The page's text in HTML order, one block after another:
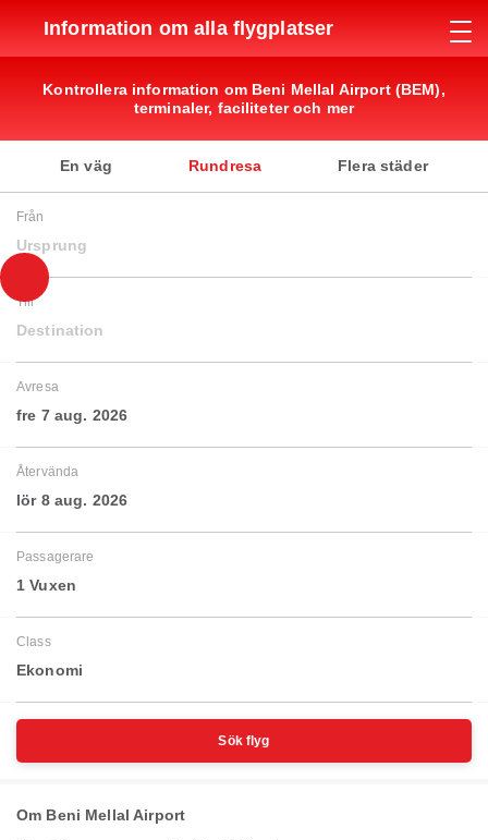
Information om alla flygplatser
Kontrollera information om Beni Mellal Airport (BEM),
terminaler, faciliteter och mer
En väg Rundresa Flera städer
Från
Ursprung
Till
Destination
Avresa
fre 7 aug. 2026
Återvända
lör 8 aug. 2026
Passagerare
1 Vuxen
Class
Ekonomi
Sök flyg
Om Beni Mellal Airport